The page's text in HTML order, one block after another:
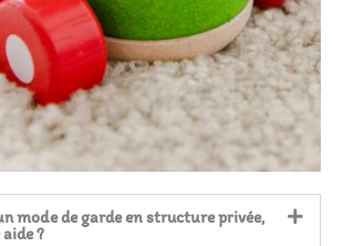
mode de garde en structure privée,
?